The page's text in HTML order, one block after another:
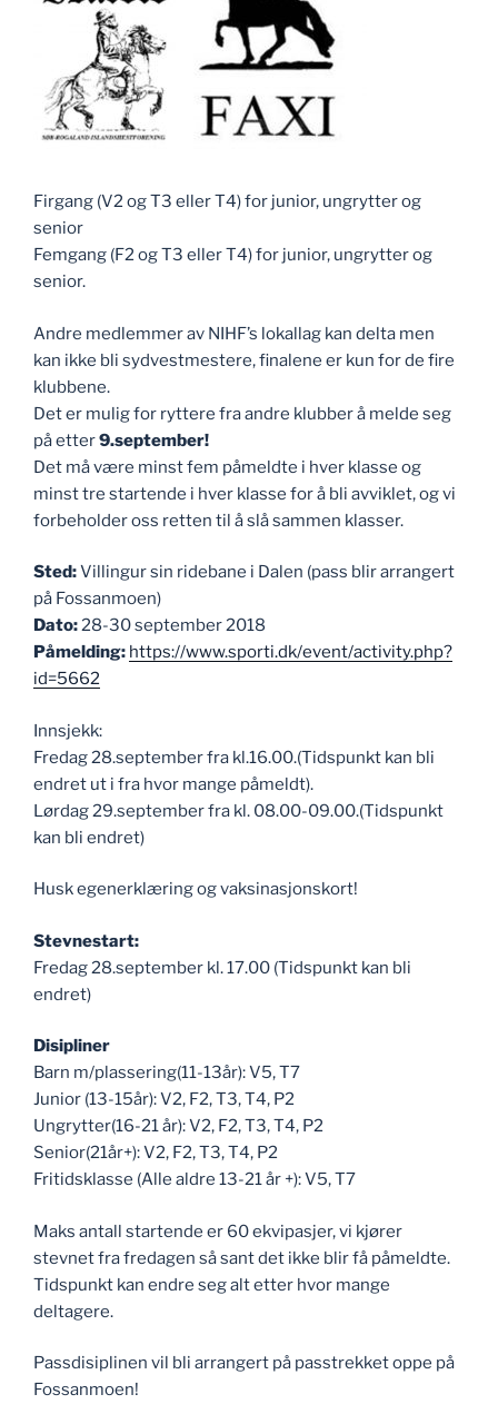
Firgang (V2 og T3 eller T4) for junior, ungrytter og
senior
Femgang (F2 og T3 eller T4) for junior, ungrytter og
senior.
Andre medlemmer av NIHF’s lokallag kan delta men
kan ikke bli sydvestmestere, finalene er kun for de fire
klubbene.
Det er mulig for ryttere fra andre klubber å melde seg
på etter9.september!
Det må være minst fem påmeldte i hver klasse og
minst tre startende i hver klasse for å bli avviklet, og vi
forbeholder oss retten til å slå sammen klasser.
Sted:Villingur sin ridebane i Dalen (pass blir arrangert
på Fossanmoen)
Dato:28-30 september 2018
Påmelding: https://www.sporti.dk/event/activity.php?
id=5662
Innsjekk:
Fredag 28.september fra kl.16.00.(Tidspunkt kan bli
endret ut i fra hvor mange påmeldt).
Lørdag 29.september fra kl. 08.00-09.00.(Tidspunkt
kan bli endret)
Husk egenerklæring og vaksinasjonskort!
Stevnestart:
Fredag 28.september kl. 17.00 (Tidspunkt kan bli
endret)
Disipliner
Barn m/plassering(11-13år): V5, T7
Junior (13-15år): V2, F2, T3, T4, P2
Ungrytter(16-21 år): V2, F2, T3, T4, P2
Senior(21år+): V2, F2, T3, T4, P2
Fritidsklasse (Alle aldre 13-21 år +): V5, T7
Maks antall startende er 60 ekvipasjer, vi kjører
stevnet fra fredagen så sant det ikke blir få påmeldte.
Tidspunkt kan endre seg alt etter hvor mange
deltagere.
Passdisiplinen vil bli arrangert på passtrekket oppe på
Fossanmoen!